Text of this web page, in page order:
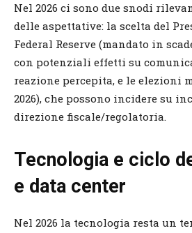
Nel 2026 ci sono due snodi
delle aspettative: la scelta del
Federal Reserve (mandato in
con potenziali effetti su
reazione percepita, e le elezioni
2026), che possono incidere su
direzione fiscale/regolatoria.
Tecnologia e ciclo
e data center
Nel 2026 la tecnologia resta un